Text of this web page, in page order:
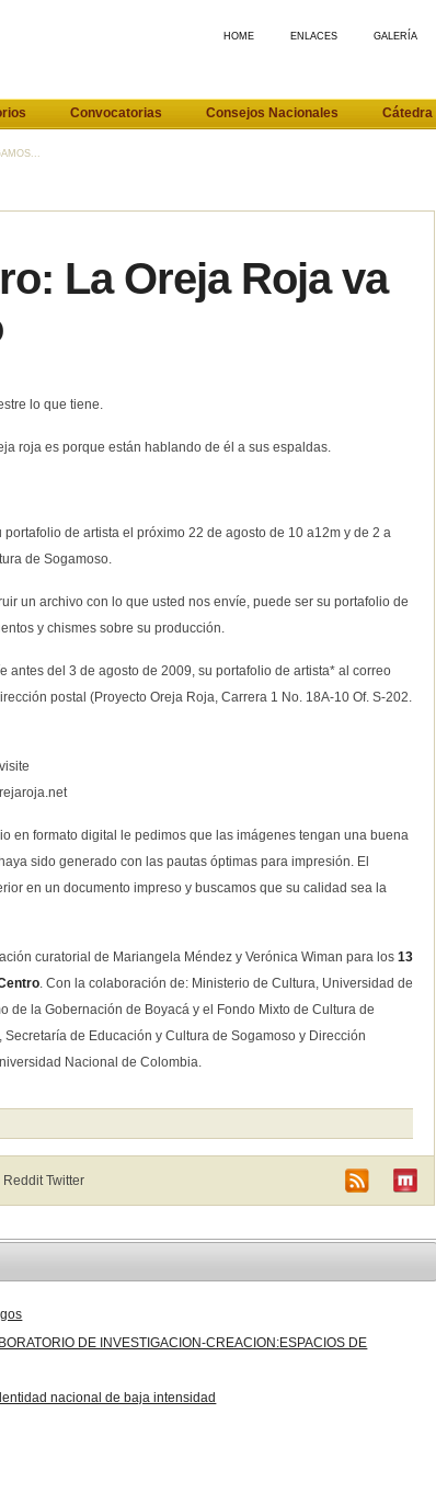
HOME ENLACES GALERÍA
Convocatorias Consejos Nacionales Cátedra
La Oreja Roja va
lo que tiene.
roja es porque están hablando de él a sus espaldas.
de artista el próximo 22 de agosto de 10 a12m y de 2 a
de Sogamoso.
un archivo con lo que usted nos envíe, puede ser su portafolio de
y chismes sobre su producción.
antes del 3 de agosto de 2009, su portafolio de artista* al correo
postal (Proyecto Oreja Roja, Carrera 1 No. 18A-10 Of. S-202.
en formato digital le pedimos que las imágenes tengan una buena
sido generado con las pautas óptimas para impresión. El
en un documento impreso y buscamos que su calidad sea la
curatorial de Mariangela Méndez y Verónica Wiman para los 13
. Con la colaboración de: Ministerio de Cultura, Universidad de
de la Gobernación de Boyacá y el Fondo Mixto de Cultura de
de Educación y Cultura de Sogamoso y Dirección
Nacional de Colombia.
RedditTwitter
DE INVESTIGACION-CREACION:ESPACIOS DE
nacional de baja intensidad